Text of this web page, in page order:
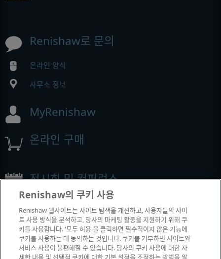
Renishaw로 문의
온라인 양식
사무소 정보
MyRenishaw
온라인 구매
전시회 및 컨퍼런스
Renishaw에서 참석하는 이벤트
Renishaw의 쿠키 사용
Renishaw 웹사이트는 사이트 탐색을 개선하고, 사용자들의 사이
트 사용 방식을 분석하고, 당사의 마케팅 활동을 지원하기 위해 쿠
키를 사용합니다. '모두 허용'을 클릭하면 필수적이지 않은 기능에
쿠키를 사용하는 데 동의하는 것입니다. 쿠키를 거부하면 사이트와
서비스 사용이 불편해질 수 있습니다. 당사의 쿠키 사용에 대한 자
세한 내용 및 선택적 쿠키에 대한 기본 설정을 조정하는 방법을 알